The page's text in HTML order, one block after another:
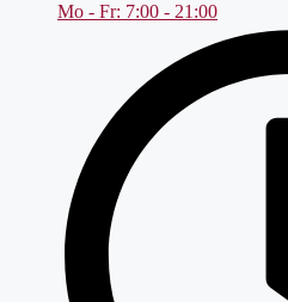
Mo - Fr: 7:00 - 21:00